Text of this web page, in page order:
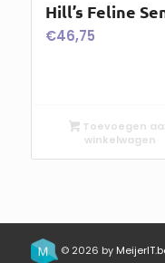
Hill’s Feline
€46,75
Toevoegen
winkelwagen
© 2026 by